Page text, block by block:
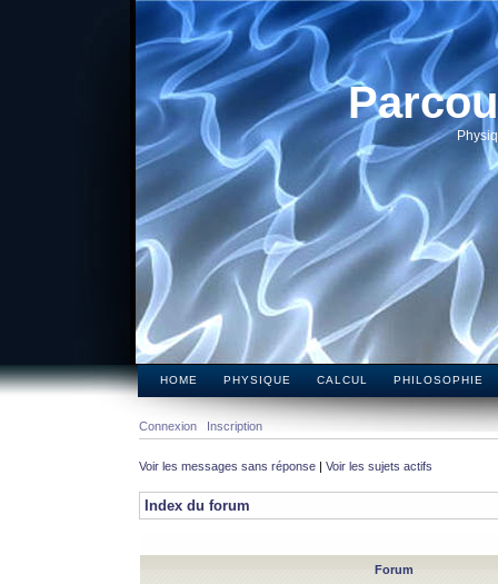
HOME PHYSIQUE CALCUL PHILOSOPHIE
Connexion Inscription
Voir les messages sans réponse | Voir les sujets actifs
Index du forum
Forum